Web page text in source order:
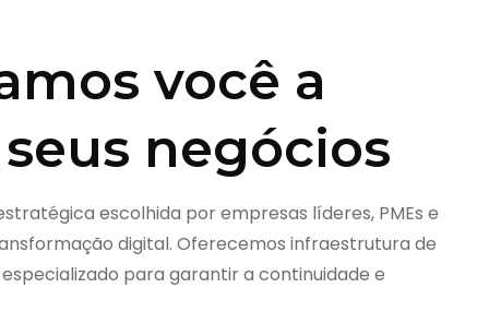
você a
negócios
escolhida por empresas líderes, PMEs e
digital. Oferecemos infraestrutura de
para garantir a continuidade e